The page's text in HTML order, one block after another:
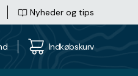
Nyheder og tips
Indkøbskurv